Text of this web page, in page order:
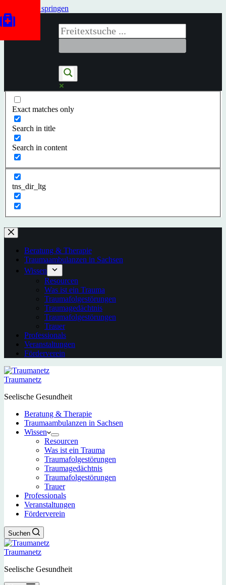
Zum Inhalt springen
Exact matches only
Search in title
Search in content
tns_dir_ltg
Beratung & Therapie
Traumaambulanzen in Sachsen
Wissen
Resourcen
Was ist ein Trauma
Traumafolgestörungen
Traumagedächtnis
Traumafolgestörungen
Trauer
Professionals
Veranstaltungen
Förderverein
Traumanetz
Seelische Gesundheit
Beratung & Therapie
Traumaambulanzen in Sachsen
Wissen
Resourcen
Was ist ein Trauma
Traumafolgestörungen
Traumagedächtnis
Traumafolgestörungen
Trauer
Professionals
Veranstaltungen
Förderverein
Suchen
Traumanetz
Seelische Gesundheit